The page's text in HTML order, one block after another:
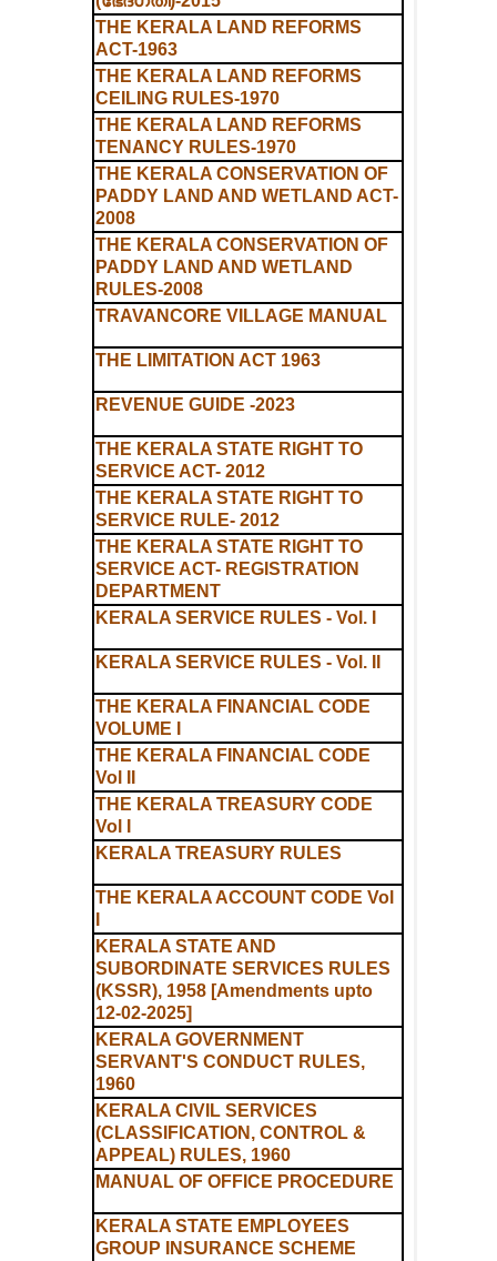
THE KERALA LAND REFORMS
ACT-1963
THE KERALA LAND REFORMS
CEILING RULES-1970
THE KERALA LAND REFORMS
TENANCY RULES-1970
THE KERALA CONSERVATION OF
PADDY LAND AND WETLAND ACT-
2008
THE KERALA CONSERVATION OF
PADDY LAND AND WETLAND
RULES-2008
TRAVANCORE VILLAGE MANUAL
THE LIMITATION ACT 1963
REVENUE GUIDE -2023
THE KERALA STATE RIGHT TO
SERVICE ACT- 2012
THE KERALA STATE RIGHT TO
SERVICE RULE- 2012
THE KERALA STATE RIGHT TO
SERVICE ACT- REGISTRATION
DEPARTMENT
KERALA SERVICE RULES - Vol. I
KERALA SERVICE RULES - Vol. II
THE KERALA FINANCIAL CODE
VOLUME I
THE KERALA FINANCIAL CODE
Vol II
THE KERALA TREASURY CODE
Vol I
KERALA TREASURY RULES
THE KERALA ACCOUNT CODE Vol
KERALA STATE AND
SUBORDINATE SERVICES RULES
(KSSR), 1958 [Amendments upto
12-02-2025]
KERALA GOVERNMENT
SERVANT'S CONDUCT RULES,
1960
KERALA CIVIL SERVICES
(CLASSIFICATION, CONTROL &
APPEAL) RULES, 1960
MANUAL OF OFFICE PROCEDURE
KERALA STATE EMPLOYEES
GROUP INSURANCE SCHEME